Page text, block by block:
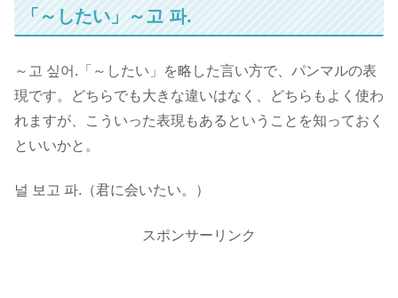
「～したい」～고 파.
～고 싶어.「～したい」を略した言い方で、パンマルの表
現です。どちらでも大きな違いはなく、どちらもよく使わ
れますが、こういった表現もあるということを知っておく
といいかと。
널 보고 파.（君に会いたい。）
スポンサーリンク